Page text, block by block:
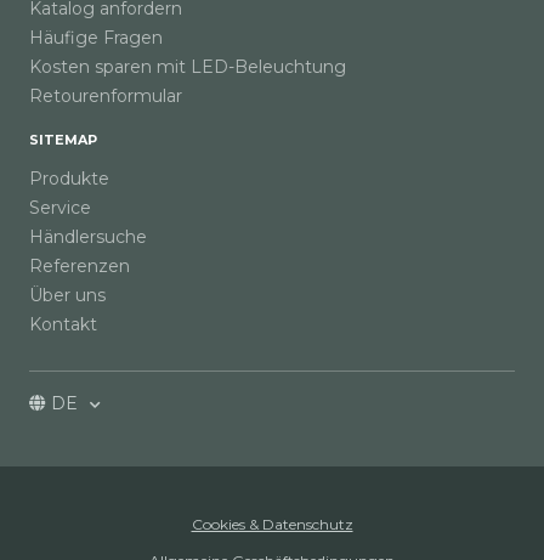
Katalog anfordern
Häufige Fragen
Kosten sparen mit LED-Beleuchtung
Retourenformular
SITEMAP
Produkte
Service
Händlersuche
Referenzen
Über uns
Kontakt
DE
Cookies & Datenschutz